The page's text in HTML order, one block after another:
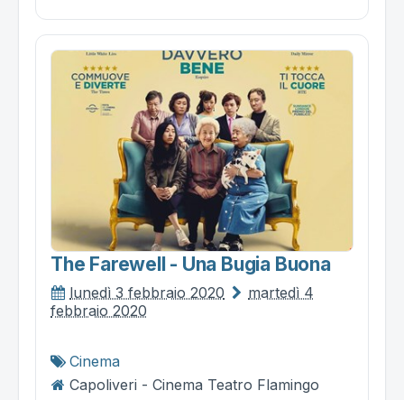
The Farewell - Una Bugia Buona
lunedì 3 febbraio 2020
martedì 4
febbraio 2020
Cinema
Capoliveri - Cinema Teatro Flamingo